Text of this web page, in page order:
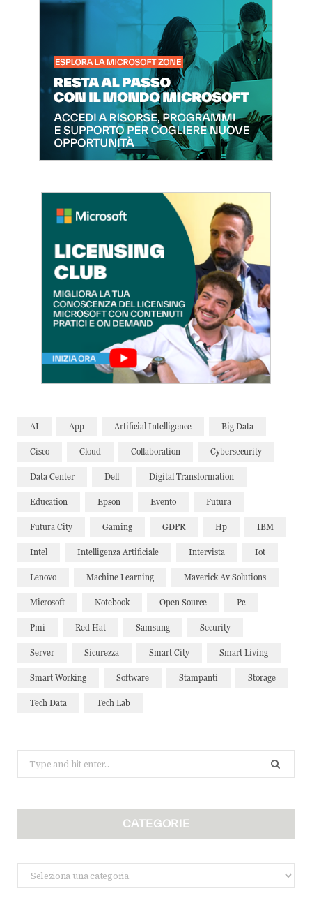
AI App Artificial Intelligence Big Data
Cisco Cloud Collaboration Cybersecurity
Data Center Dell Digital Transformation
Education Epson Evento Futura
Futura City Gaming GDPR Hp IBM
Intel Intelligenza Artificiale Intervista Iot
Lenovo Machine Learning Maverick Av Solutions
Microsoft Notebook Open Source Pc
Pmi Red Hat Samsung Security
Server Sicurezza Smart City Smart Living
Smart Working Software Stampanti Storage
Tech Data Tech Lab
for:
CATEGORIE
Categorie